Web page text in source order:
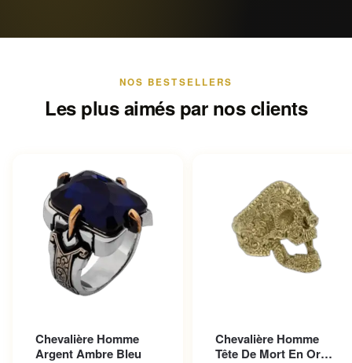
NOS BESTSELLERS
Les plus aimés par nos clients
Chevalière Homme
Argent Ambre Bleu
Chevalière Homme
Tête De Mort En Or